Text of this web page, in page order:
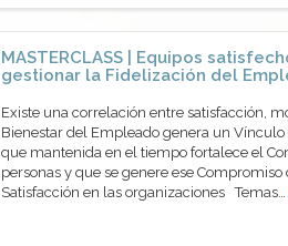
MASTERCLASS | Equipos
gestionar la Fidelización del
Existe una correlación entre satisfacción,
Bienestar del Empleado genera un
que mantenida en el tiempo fortalece el
personas y que se genere ese
Satisfacción en las organizaciones Temas…